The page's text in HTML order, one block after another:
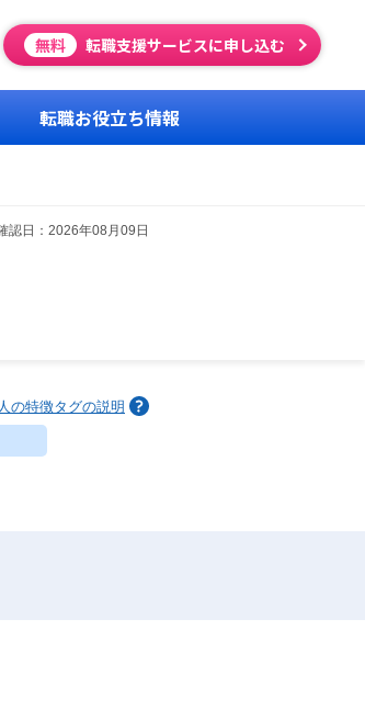
無料 転職支援サービスに申し込む
転職お役立ち情報
日：2026年08月09日
の特徴タグの説明